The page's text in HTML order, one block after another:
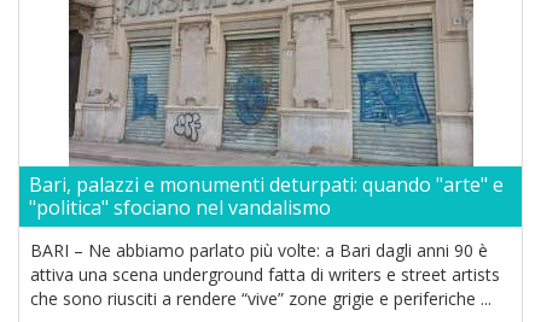
Bari, palazzi e monumenti deturpati: quando "arte" e
"politica" sfociano nel vandalismo
BARI – Ne abbiamo parlato più volte: a Bari dagli anni 90 è
attiva una scena underground fatta di writers e street artists
che sono riusciti a rendere “vive” zone grigie e periferiche ...